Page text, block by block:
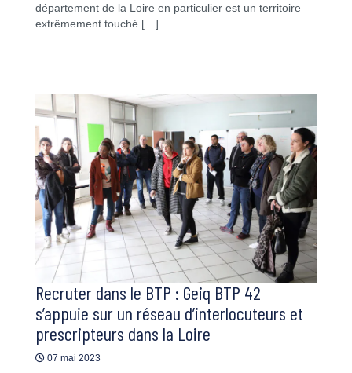
département de la Loire en particulier est un territoire
extrêmement touché […]
Recruter dans le BTP : Geiq BTP 42
s’appuie sur un réseau d’interlocuteurs et
prescripteurs dans la Loire
07 mai 2023